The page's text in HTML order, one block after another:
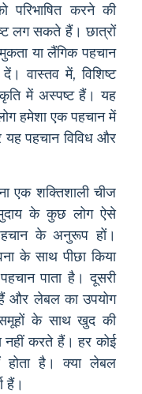
परिभाषित करने की
लग सकते हैं। छात्रों
या लैंगिक पहचान
वास्तव में, विशिष्ट
में अस्पष्ट हैं। यह
हमेशा एक पहचान में
यह पहचान विविध और
एक शक्तिशाली चीज
के कुछ लोग ऐसे
के अनुरूप हों।
के साथ पीछा किया
पाता है। दूसरी
और लेबल का उपयोग
के साथ खुद की
करते हैं। हर कोई
होता है। क्या लेबल
हैं।